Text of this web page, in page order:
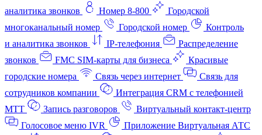
аналитика звонков
Номер 8-800
Городской
многоканальный номер
Городской номер
Контроль
и аналитика звонков
IP-телефония
Распределение
звонков
FMC SIM-карты для бизнеса
Красивые
городские номера
Связь через интернет
Связь для
сотрудников компании
Интеграция CRM с телефонией
МТТ
Запись разговоров
Виртуальный контакт‑центр
Голосовое меню IVR
Приложение Виртуальная АТС